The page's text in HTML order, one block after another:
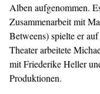
Alben aufgenommen.
Zusammenarbeit mit
Betweens) spielte er
Theater arbeitete
mit Friederike Heller
Produktionen.